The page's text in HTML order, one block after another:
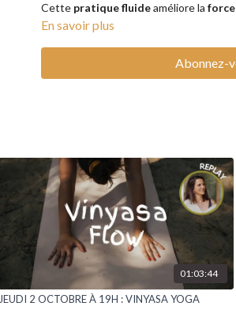
Cette pratique fluideaméliore la
enchaînements dynamiques
En savoir plus
Abonnez-
01:03:44
JEUDI 2 OCTOBRE À 19H : VINYASA YOGA